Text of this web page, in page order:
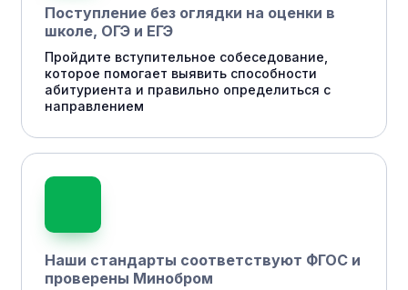
Поступление без оглядки на оценки в
школе, ОГЭ и ЕГЭ
Пройдите вступительное собеседование,
которое помогает выявить способности
абитуриента и правильно определиться с
направлением
Наши стандарты соответствуют ФГОС и
проверены Минобром